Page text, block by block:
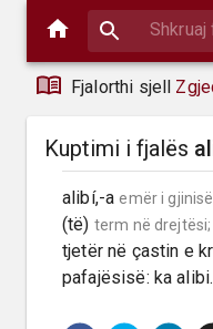
Fjalorthi sjell
Kuptimi i fjalës
alibí,-a emër i
(të) term në drejtësi;
tjetër në çastin e
pafajësisë: ka alibi.